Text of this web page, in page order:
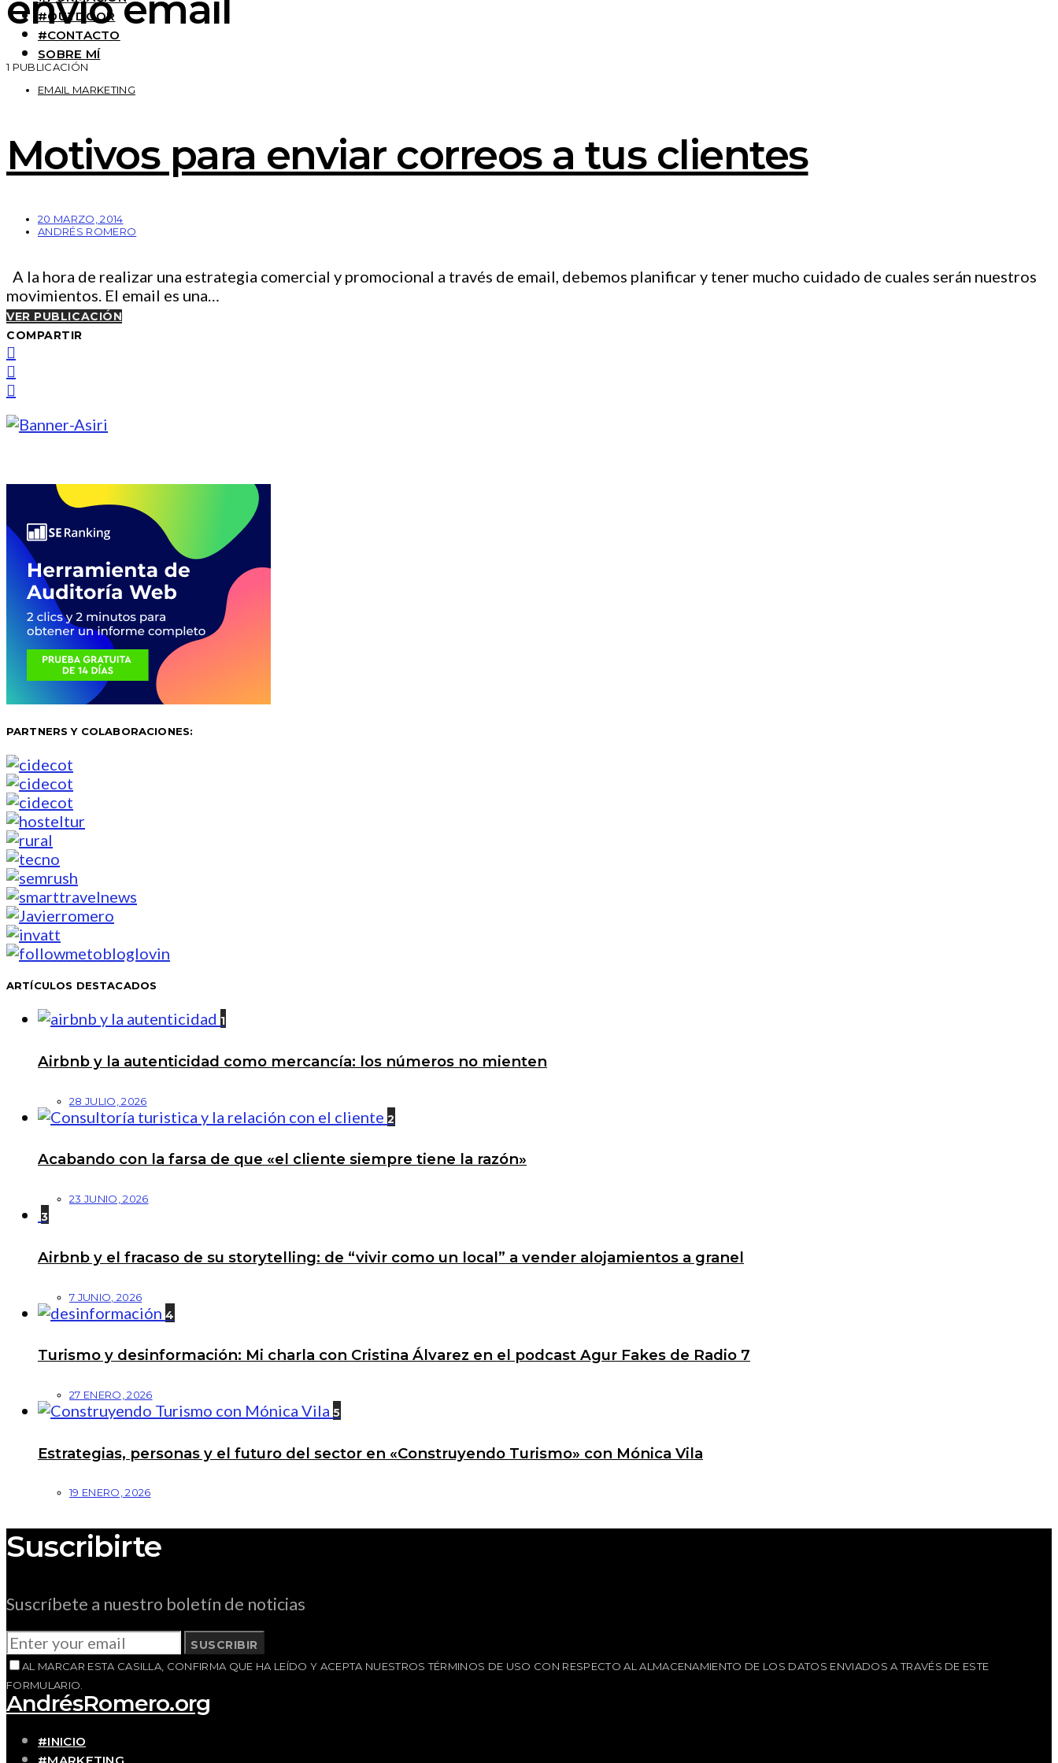
#OUTDOOR
#CONTACTO
SOBRE MÍ
1 PUBLICACIÓN
EMAIL MARKETING
Motivos para enviar correos a tus clientes
20 MARZO, 2014
ANDRÉS ROMERO
A la hora de realizar una estrategia comercial y promocional a través de email, debemos planificar y tener mucho cuidado de cuales serán nuestros
movimientos. El email es una…
VER PUBLICACIÓN
COMPARTIR
PARTNERS Y COLABORACIONES:
ARTÍCULOS DESTACADOS
1
Airbnb y la autenticidad como mercancía: los números no mienten
28 JULIO, 2026
2
Acabando con la farsa de que «el cliente siempre tiene la razón»
23 JUNIO, 2026
3
Airbnb y el fracaso de su storytelling: de “vivir como un local” a vender alojamientos a granel
7 JUNIO, 2026
4
Turismo y desinformación: Mi charla con Cristina Álvarez en el podcast Agur Fakes de Radio 7
27 ENERO, 2026
5
Estrategias, personas y el futuro del sector en «Construyendo Turismo» con Mónica Vila
19 ENERO, 2026
Suscribirte
Suscríbete a nuestro boletín de noticias
SUSCRIBIR
AL MARCAR ESTA CASILLA, CONFIRMA QUE HA LEÍDO Y ACEPTA NUESTROS TÉRMINOS DE USO CON RESPECTO AL ALMACENAMIENTO DE LOS DATOS ENVIADOS A TRAVÉS DE ESTE
FORMULARIO.
AndrésRomero.org
#INICIO